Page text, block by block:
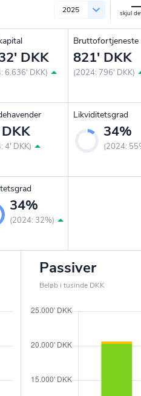
2025
DKK
6.636' DKK)
Bruttofortjeneste
821' DKK
(2024: 796' DKK)
4' DKK)
Likviditetsgrad
34%
(2024:
34%
(2024: 32%)
Passiver
Beløb i tusinde DKK